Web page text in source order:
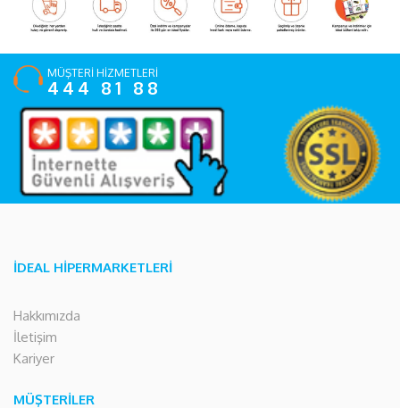
MÜŞTERİ HİZMETLERİ
444 81 88
İDEAL HİPERMARKETLERİ
Hakkımızda
İletişim
Kariyer
MÜŞTERİLER